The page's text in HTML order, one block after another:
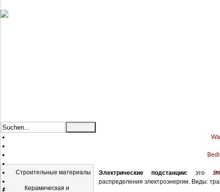
Строительные материалы
Керамическая и
Электрические подстанции: это
распределения электроэнергии. Виды: